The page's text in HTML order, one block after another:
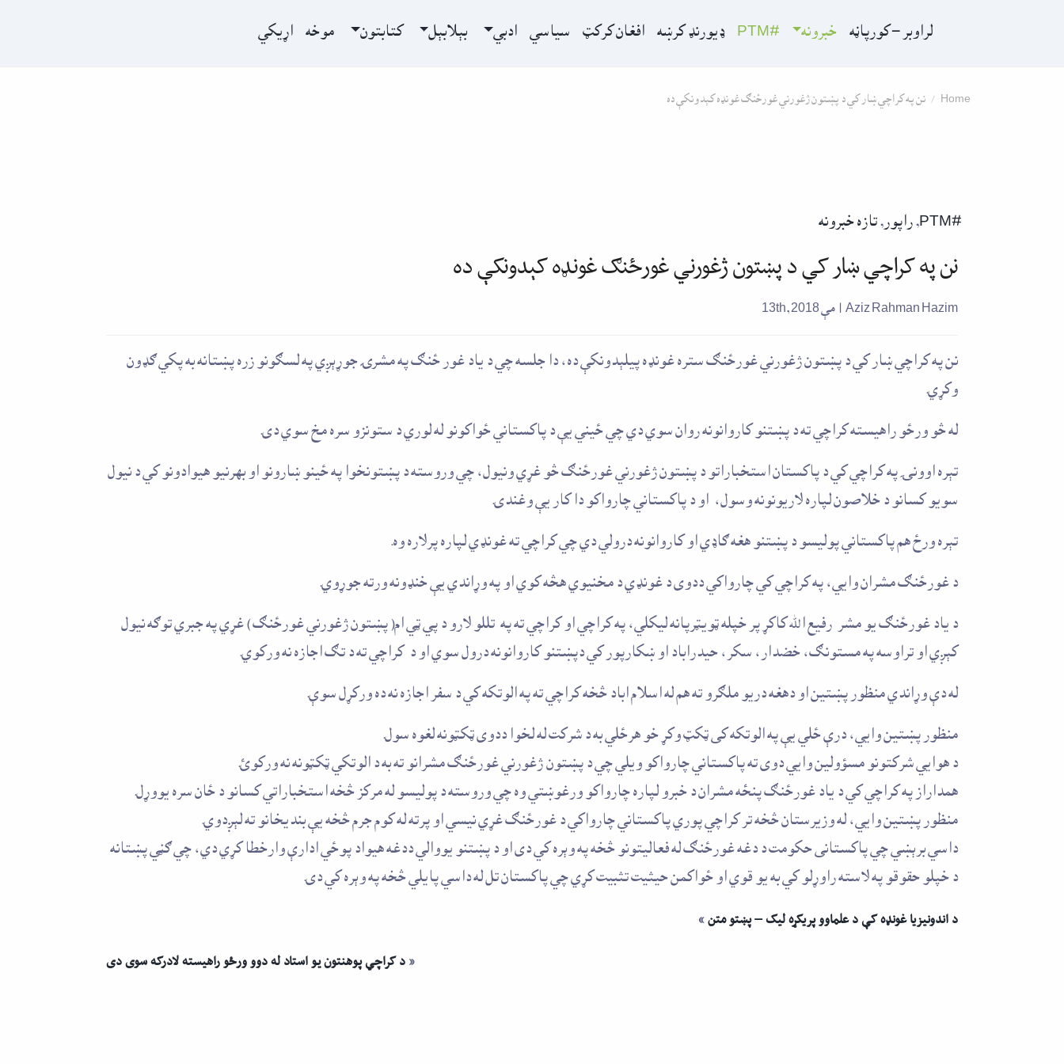
لراوبر – کورپاڼه خبرونه #PTM ډیورنډ کرښه افغان کرکټ سياسي ادبي بېلابېل کتابتون موخه اړیکي
Home نن په کراچي ښار کي د پښتون ژغورني غورځنګ غونډه کېدونکې ده
#PTM
, راپور , تازه خبرونه
نن په کراچي ښار کي د پښتون ژغورني غورځنګ غونډه کېدونکې ده
Aziz Rahman Hazim | مې 13th, 2018
نن په کراچي ښار کي د پښتون ژغورني غورځنګ ستره غونډه پيلېدونکې ده، دا جلسه چي د ياد غور ځنګ په مشرۍ جوړېږي په لسګونو زره پښتانه به پکي ګډون
وکړي.
له څو ورځو راهيسته کراچي ته د پښتنو کاروانونه روان سوي دي چي ځيني يې د پاکستاني ځواکونو له لوري د ستونزو سره مخ سوي دی.
تېره اوونۍ په کراچي کي د پاکستان استخباراتو د پښتون ژغورني غورځنګ څو غړي ونيول، چي وروسته د پښتونخوا په ځينو ښارونو او بهرنيو هيوادونو کي د نيول
سويو کسانو د خلاصون لپاره لاريونونه وسول، او د پاکستاني چارواکو دا کار يې وغندی.
تېره ورځ هم پاکستاني پوليسو د پښتنو هغه ګاډي او کاروانونه درولي دي چي کراچي ته غونډي لپاره پرلاره وه.
د غورځنګ مشران وايي، په کراچي کي چارواکي ددوی د غونډي د مخنيوي هڅه کوي او په وړاندي يې خنډونه ورته جوړوي.
د ياد غورځنګ يو مشر رفيع الله کاکړ پر خپله ټويټرپانه ليکلي، په کراچي او کراچي ته په تللو لارو د پي ټي ام( پښتون ژغورني غورځنګ) غړي په جبري توګه نيول
کېږي او تراوسه په مستونګ، خضدار، سکر، حيدراباد او ښکارپور کي دپښتنو کاروانونه درول سوي او د کراچي ته د تګ اجازه نه ورکوي.
له دې وړاندي منظور پښتين او دهغه دريو ملګرو ته هم له اسلام اباد څخه کراچي ته په الوتکه کي د سفر اجازه نه ده ورکړل سوې.
منظور پښتين وايي، درې ځلي يې په الوتکه کی ټکټ وکړ خو هرځلي به د شرکت له لخوا ددوی ټکټونه لغوه سول.
د هوايي شرکتونو مسؤولين وايي دوی ته پاکستاني چارواکو ويلي چي د پښتون ژغورني غورځنګ مشرانو ته به د الوتکي ټکټونه نه ورکوئ.
همداراز په کراچي کي د ياد غورځنګ پنځه مشران د خبرو لپاره چارواکو ورغوښتي وه چي وروسته د پوليسو له مرکز څخه استخباراتي کسانو د ځان سره يووړل.
منظور پښتين وايي، له وزيرستان څخه تر کراچي پوري پاکستاني چارواکي د غورځنګ غړي نيسي او پرته له کوم جرم څخه يې بنديخانو ته لېږدوي.
داسي برېښي چي پاکستانی حکومت د دغه غورځنګ له فعاليتونو څخه په وېره کي دی او د پښتنو يووالي ددغه هيواد پوځي ادارې وارخطا کړي دي، چي ګڼي پښتانه
د خپلو حقوقو په لاسته راوړلو کي به يو قوي او ځواکمن حيثيت تثبيت کړي چي پاکستان تل له داسي پايلي څخه په وېره کي دی.
د اندونیزیا غونډه کې د علماوو پریکړه لیک – پښتو متن»
«د کراچي پوهنتون يو استاد له دوو ورځو راهيسته لادرکه سوی دی